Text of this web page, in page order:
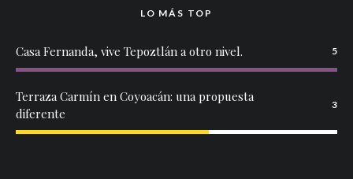
LO MÁS TOP
Casa Fernanda, vive Tepoztlán a otro nivel. 5
Terraza Carmín en Coyoacán: una propuesta
diferente
3